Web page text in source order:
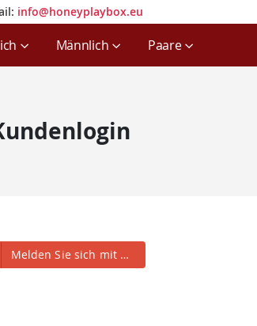
info@honeyplaybox.eu
Männlich Paare
Melden Sie sich mit Google an